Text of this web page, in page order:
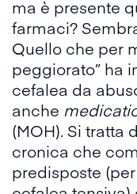
ma è presente
farmaci?
Quello che per
peggiorato” ha
cefalea da
anche
(MOH). Si tratta
cronica che
predisposte